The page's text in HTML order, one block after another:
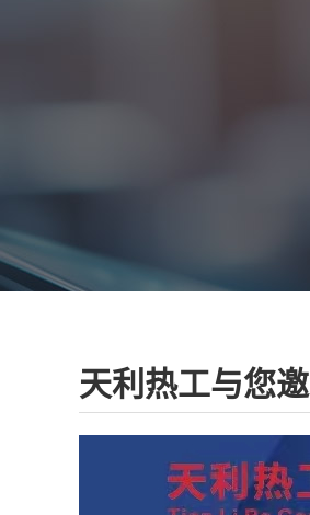
天利热工与您